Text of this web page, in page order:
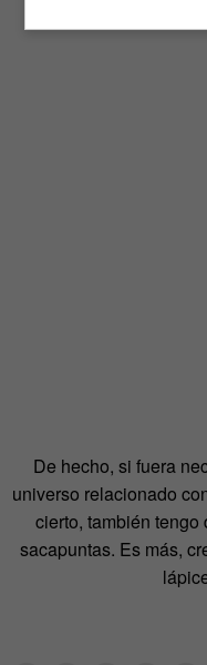
De hecho, si fuera
universo relacionado
cierto, también
sacapuntas. Es más,